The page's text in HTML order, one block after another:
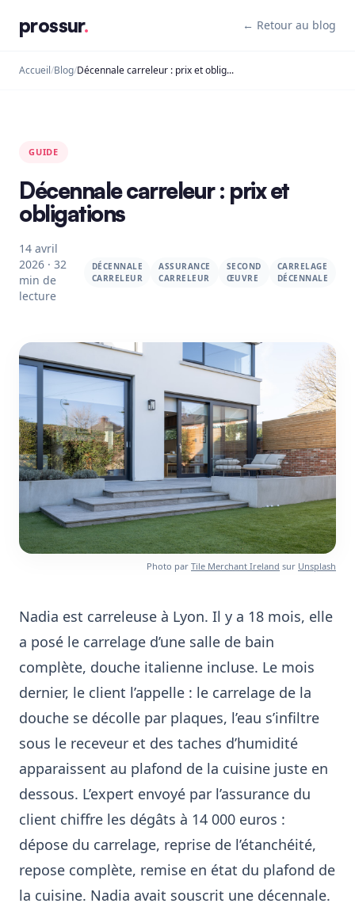
prossur. ← Retour au blog
Accueil /Blog/ Décennale carreleur : prix et obligations
GUIDE
Décennale carreleur : prix et
obligations
14 avril
2026 · 32
min de
lecture
DÉCENNALE
CARRELEUR
ASSURANCE
CARRELEUR
SECOND
ŒUVRE
CARRELAGE
DÉCENNALE
Photo par Tile Merchant Ireland sur Unsplash
Nadia est carreleuse à Lyon. Il y a 18 mois, elle
a posé le carrelage d’une salle de bain
complète, douche italienne incluse. Le mois
dernier, le client l’appelle : le carrelage de la
douche se décolle par plaques, l’eau s’infiltre
sous le receveur et des taches d’humidité
apparaissent au plafond de la cuisine juste en
dessous. L’expert envoyé par l’assurance du
client chiffre les dégâts à 14 000 euros :
dépose du carrelage, reprise de l’étanchéité,
repose complète, remise en état du plafond de
la cuisine. Nadia avait souscrit une décennale.